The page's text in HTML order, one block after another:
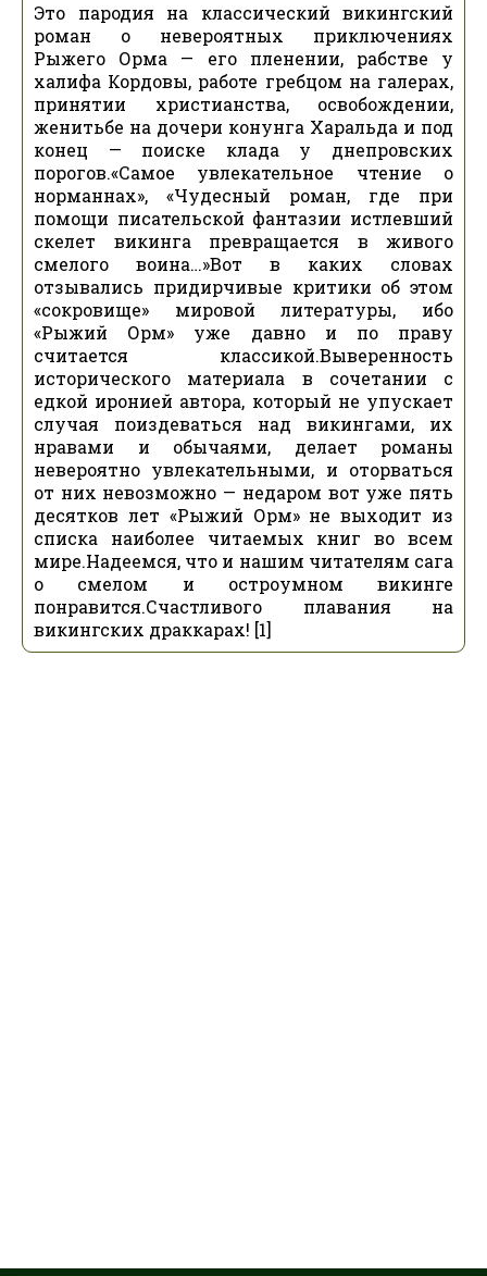
Это пародия на классический викингский
роман о невероятных приключениях
Рыжего Орма — его пленении, рабстве у
халифа Кордовы, работе гребцом на галерах,
принятии христианства, освобождении,
женитьбе на дочери конунга Харальда и под
конец — поиске клада у днепровских
порогов.«Самое увлекательное чтение о
норманнах», «Чудесный роман, где при
помощи писательской фантазии истлевший
скелет викинга превращается в живого
смелого воина…»Вот в каких словах
отзывались придирчивые критики об этом
«сокровище» мировой литературы, ибо
«Рыжий Орм» уже давно и по праву
считается классикой.Выверенность
исторического материала в сочетании с
едкой иронией автора, который не упускает
случая поиздеваться над викингами, их
нравами и обычаями, делает романы
невероятно увлекательными, и оторваться
от них невозможно — недаром вот уже пять
десятков лет «Рыжий Орм» не выходит из
списка наиболее читаемых книг во всем
мире.Надеемся, что и нашим читателям сага
о смелом и остроумном викинге
понравится.Счастливого плавания на
викингских драккарах! [1]